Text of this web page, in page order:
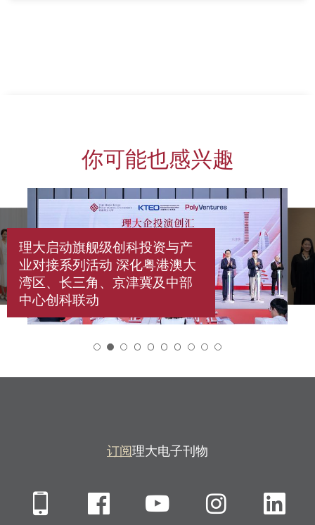
你可能也感兴趣
理大启动旗舰级创科投资与产
业对接系列活动 深化粤港澳大
湾区、长三角、京津冀及中部
中心创科联动
订阅理大电子刊物
Mobile FacebookYouTube